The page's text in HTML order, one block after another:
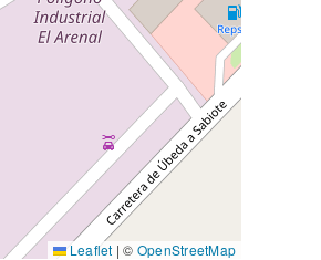
Leaflet | © OpenStreetMap